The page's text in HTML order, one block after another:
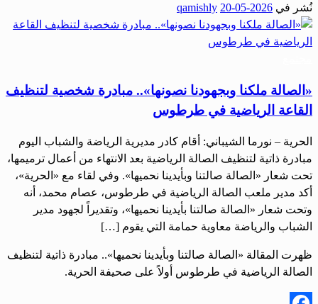
Share
نُشر في 2026-05-20
qamishly
«الصالة ملكنا وبجهودنا نصونها».. مبادرة شخصية لتنظيف
القاعة الرياضية في طرطوس
الحرية – نورما الشيباني: أقام كادر مديرية الرياضة والشباب اليوم
مبادرة ذاتية لتنظيف الصالة الرياضية بعد الانتهاء من أعمال ترميمها،
تحت شعار «الصالة صالتنا وبأيدينا نحميها». وفي لقاء مع «الحرية»،
أكد مدير ملعب الصالة الرياضية في طرطوس، عصام محمد، أنه
وتحت شعار «الصالة صالتنا بأيدينا نحميها»، وتقديراً لجهود مدير
الشباب والرياضة معاوية حمامة التي يقوم […]
ظهرت المقالة «الصالة صالتنا وبأيدينا نحميها».. مبادرة ذاتية لتنظيف
الصالة الرياضية في طرطوس أولاً على صحيفة الحرية.